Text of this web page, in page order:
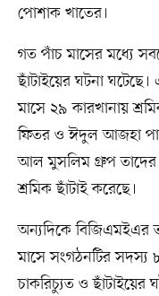
পোশাক খাতের।
গত পাঁচ মাসের মধ্যে
ছাঁটাইয়ের ঘটনা
মাসে ২৯ কারখানায়
ফিতর ও ঈদুল আজহা
আল মুসলিম গ্রুপ তাদের
শ্রমিক ছাঁটাই করেছে।
অন্যদিকে বিজিএমইএর
মাসে সংগঠনটির সদস্য
চাকরিচ্যুত ও ছাঁটাইয়ের